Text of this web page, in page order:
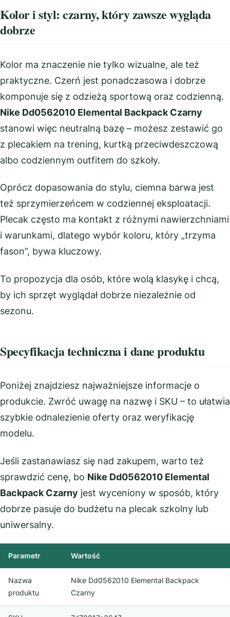
Kolor i styl: czarny, który zawsze wygląda
dobrze
Kolor ma znaczenie nie tylko wizualne, ale też
praktyczne. Czerń jest ponadczasowa i dobrze
komponuje się z odzieżą sportową oraz codzienną.
Nike Dd0562010 Elemental Backpack Czarny
stanowi więc neutralną bazę – możesz zestawić go
z plecakiem na trening, kurtką przeciwdeszczową
albo codziennym outfitem do szkoły.
Oprócz dopasowania do stylu, ciemna barwa jest
też sprzymierzeńcem w codziennej eksploatacji.
Plecak często ma kontakt z różnymi nawierzchniami
i warunkami, dlatego wybór koloru, który „trzyma
fason”, bywa kluczowy.
To propozycja dla osób, które wolą klasykę i chcą,
by ich sprzęt wyglądał dobrze niezależnie od
sezonu.
Specyfikacja techniczna i dane produktu
Poniżej znajdziesz najważniejsze informacje o
produkcie. Zwróć uwagę na nazwę i SKU – to ułatwia
szybkie odnalezienie oferty oraz weryfikację
modelu.
Jeśli zastanawiasz się nad zakupem, warto też
sprawdzić cenę, bo Nike Dd0562010 Elemental
Backpack Czarny jest wyceniony w sposób, który
dobrze pasuje do budżetu na plecak szkolny lub
uniwersalny.
Parametr Wartość
Nazwa
produktu
Nike Dd0562010 Elemental Backpack
Czarny